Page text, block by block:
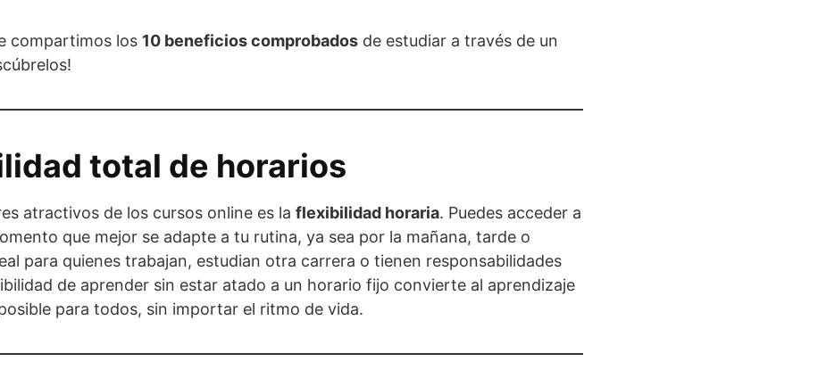
compartimos los 10 beneficios comprobados de estudiar a través de un
total de horarios
atractivos de los cursos online es la flexibilidad horaria. Puedes acceder a
que mejor se adapte a tu rutina, ya sea por la mañana, tarde o
para quienes trabajan, estudian otra carrera o tienen responsabilidades
de aprender sin estar atado a un horario fijo convierte al aprendizaje
para todos, sin importar el ritmo de vida.